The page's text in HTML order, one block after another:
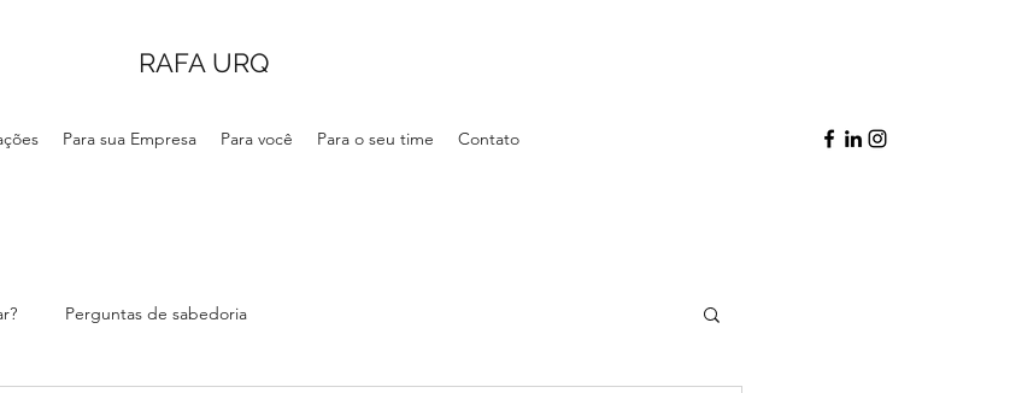
RAFA URQ
Para sua Empresa Para você Para o seu time Contato
Perguntas de sabedoria